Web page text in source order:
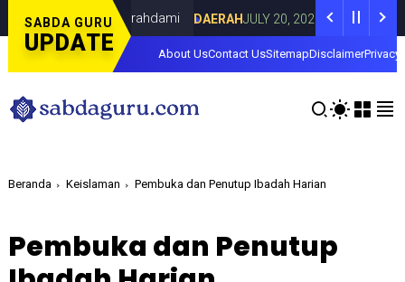
SABDA GURU
UPDATE
di Curahdami DAERAH JULY 20, 2026 Fokus pada
About UsContact UsSitemapDisclaimerPrivacy
Beranda Keislaman Pembuka dan Penutup Ibadah Harian
Pembuka dan Penutup